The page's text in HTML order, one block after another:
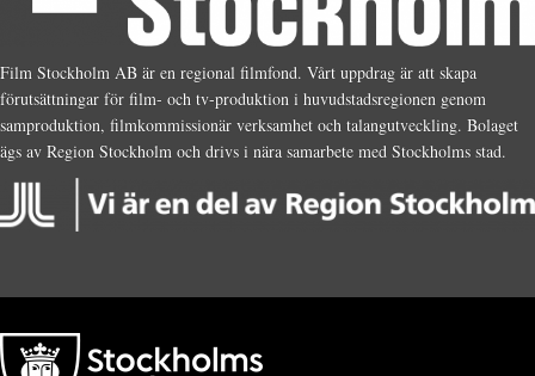
Film Stockholm AB är en regional filmfond. Vårt uppdrag är att skapa
förutsättningar för film- och tv-produktion i huvudstadsregionen genom
samproduktion, filmkommissionär verksamhet och talangutveckling. Bolaget
ägs av Region Stockholm och drivs i nära samarbete med Stockholms stad.